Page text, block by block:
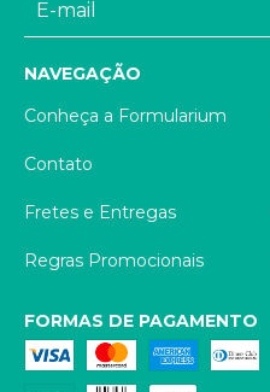
NAVEGAÇÃO
Conheça a Formularium
Contato
Fretes e Entregas
Regras Promocionais
FORMAS DE PAGAMENTO